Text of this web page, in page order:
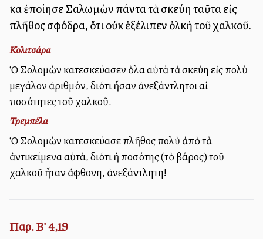
καὶ ἐποίησε Σαλωμὼν πάντα τὰ σκεύη ταῦτα εἰς
πλῆθος σφόδρα, ὅτι οὐκ ἐξέλιπεν ὁλκὴ τοῦ χαλκοῦ.
Κολιτσάρα
Ὁ Σολομὼν κατεσκεύασεν ὅλα αὐτὰ τὰ σκεύη εἰς πολὺ
μεγάλον ἀριθμόν, διότι ἦσαν ἀνεξάντλητοι αἱ
ποσότητες τοῦ χαλκοῦ.
Τρεμπέλα
Ὁ Σολομὼν κατεσκεύασε πλῆθος πολὺ ἀπὸ τὰ
ἀντικείμενα αὐτά, διότι ἡ ποσότης (τὸ βάρος) τοῦ
χαλκοῦ ἦταν ἄφθονη, ἀνεξάντλητη!
Παρ. Β' 4,19